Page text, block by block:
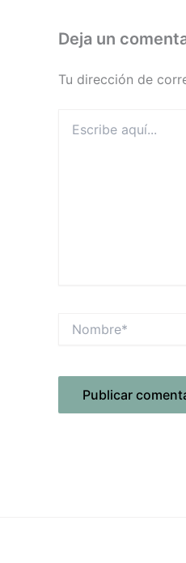
Deja un
Tu dirección de
aquí...